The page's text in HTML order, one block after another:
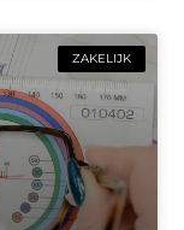
ZAKELIJK